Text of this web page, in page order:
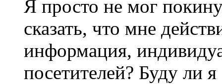
Я просто не мог
сказать, что мне
информация,
посетителей? Буду ли